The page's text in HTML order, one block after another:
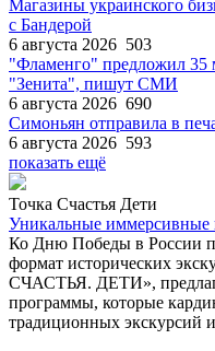
Магазины украинского
с Бандерой
6 августа 2026 503
"Фламенго" предложил 35
"Зенита", пишут СМИ
6 августа 2026 690
Симоньян отправила в
6 августа 2026 593
показать ещё
Точка Счастья Дети
Уникальные иммерсивные
Ко Дню Победы в России
формат исторических
СЧАСТЬЯ. ДЕТИ»,
программы, которые
традиционных экскурсий